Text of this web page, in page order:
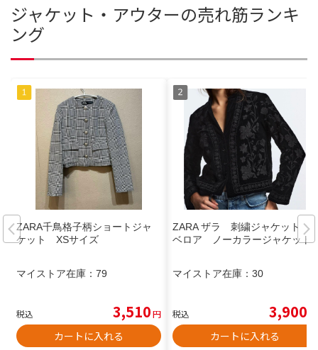
ジャケット・アウターの売れ筋ランキ
ング
ZARA千鳥格子柄ショートジャ
ケット XSサイズ
マイストア在庫： 79
税込 3,510円
カートに入れる
ZARA ザラ 刺繍ジャケット
ベロア ノーカラージャケット
マイストア在庫： 30
税込 3,900
カートに入れる